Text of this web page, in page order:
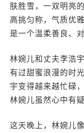
肤胜雪，一双明亮
高挑匀称，气质优
是一个温柔善良、
林婉儿和丈夫李浩
有过甜蜜浪漫的时
宇变得越来越忙碌
林婉儿虽然心中有
这天晚上，林婉儿